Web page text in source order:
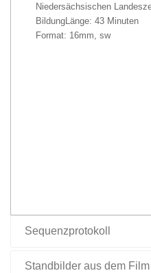
Niedersächsischen
BildungLänge: 43 Minuten
Format: 16mm, sw
Sequenzprotokoll
Standbilder aus dem Film